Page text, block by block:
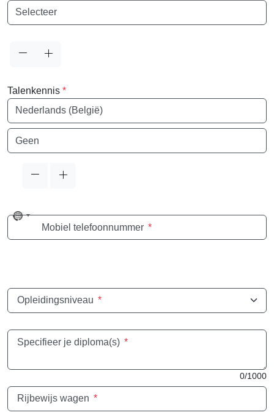
Nationaliteit
Talenkennis *
Taal
Taal
No
countryMobiel telefoonnummer *
Opleidingsniveau *
0/1000
Specifieer je diploma(s) *
Rijbewijs wagen *